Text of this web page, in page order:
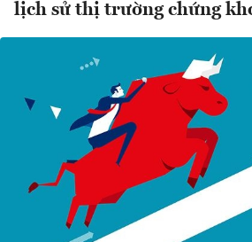
lịch sử thị trường chứng